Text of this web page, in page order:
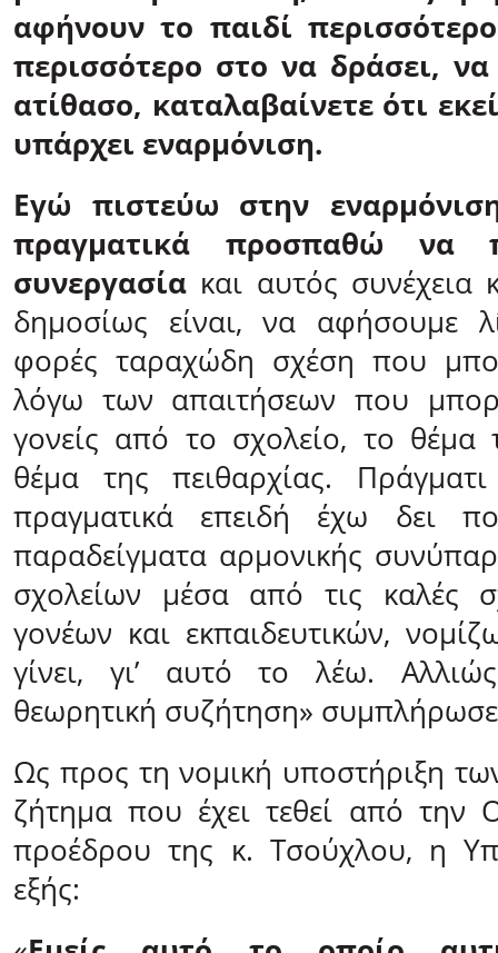
αφήνουν το παιδί
περισσότερο στο να δράσει, να
ατίθασο, καταλαβαίνετε ότι
υπάρχει εναρμόνιση.
Εγώ πιστεύω στην
πραγματικά προσπαθώ να
συνεργασία και αυτός
δημοσίως είναι, να αφήσουμε
φορές ταραχώδη σχέση που
λόγω των απαιτήσεων που
γονείς από το σχολείο, το
θέμα της πειθαρχίας.
πραγματικά επειδή έχω δει
παραδείγματα αρμονικής
σχολείων μέσα από τις καλές
γονέων και εκπαιδευτικών,
γίνει, γι’ αυτό το λέω.
θεωρητική συζήτηση»
Ως προς τη νομική υποστήριξη
ζήτημα που έχει τεθεί από
προέδρου της κ. Τσούχλου, η
εξής: